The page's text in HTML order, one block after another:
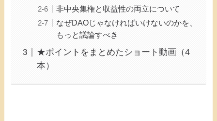
非中央集権と収益性の両立について
なぜDAOじゃなければいけないのかを、
もっと議論すべき
★ポイントをまとめたショート動画（4
本）